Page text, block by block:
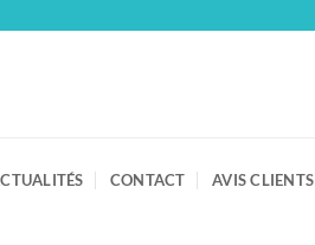
CONTACT AVIS CLIENTS